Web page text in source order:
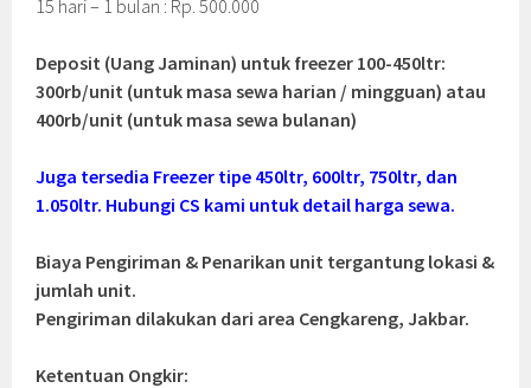
15 hari – 1 bulan : Rp. 500.000
Deposit (Uang Jaminan) untuk freezer 100-450ltr:
300rb/unit (untuk masa sewa harian / mingguan) atau
400rb/unit (untuk masa sewa bulanan)
Juga tersedia Freezer tipe 450ltr, 600ltr, 750ltr, dan
1.050ltr. Hubungi CS kami untuk detail harga sewa.
Biaya Pengiriman & Penarikan unit tergantung lokasi &
jumlah unit.
Pengiriman dilakukan dari area Cengkareng, Jakbar.
Ketentuan Ongkir: